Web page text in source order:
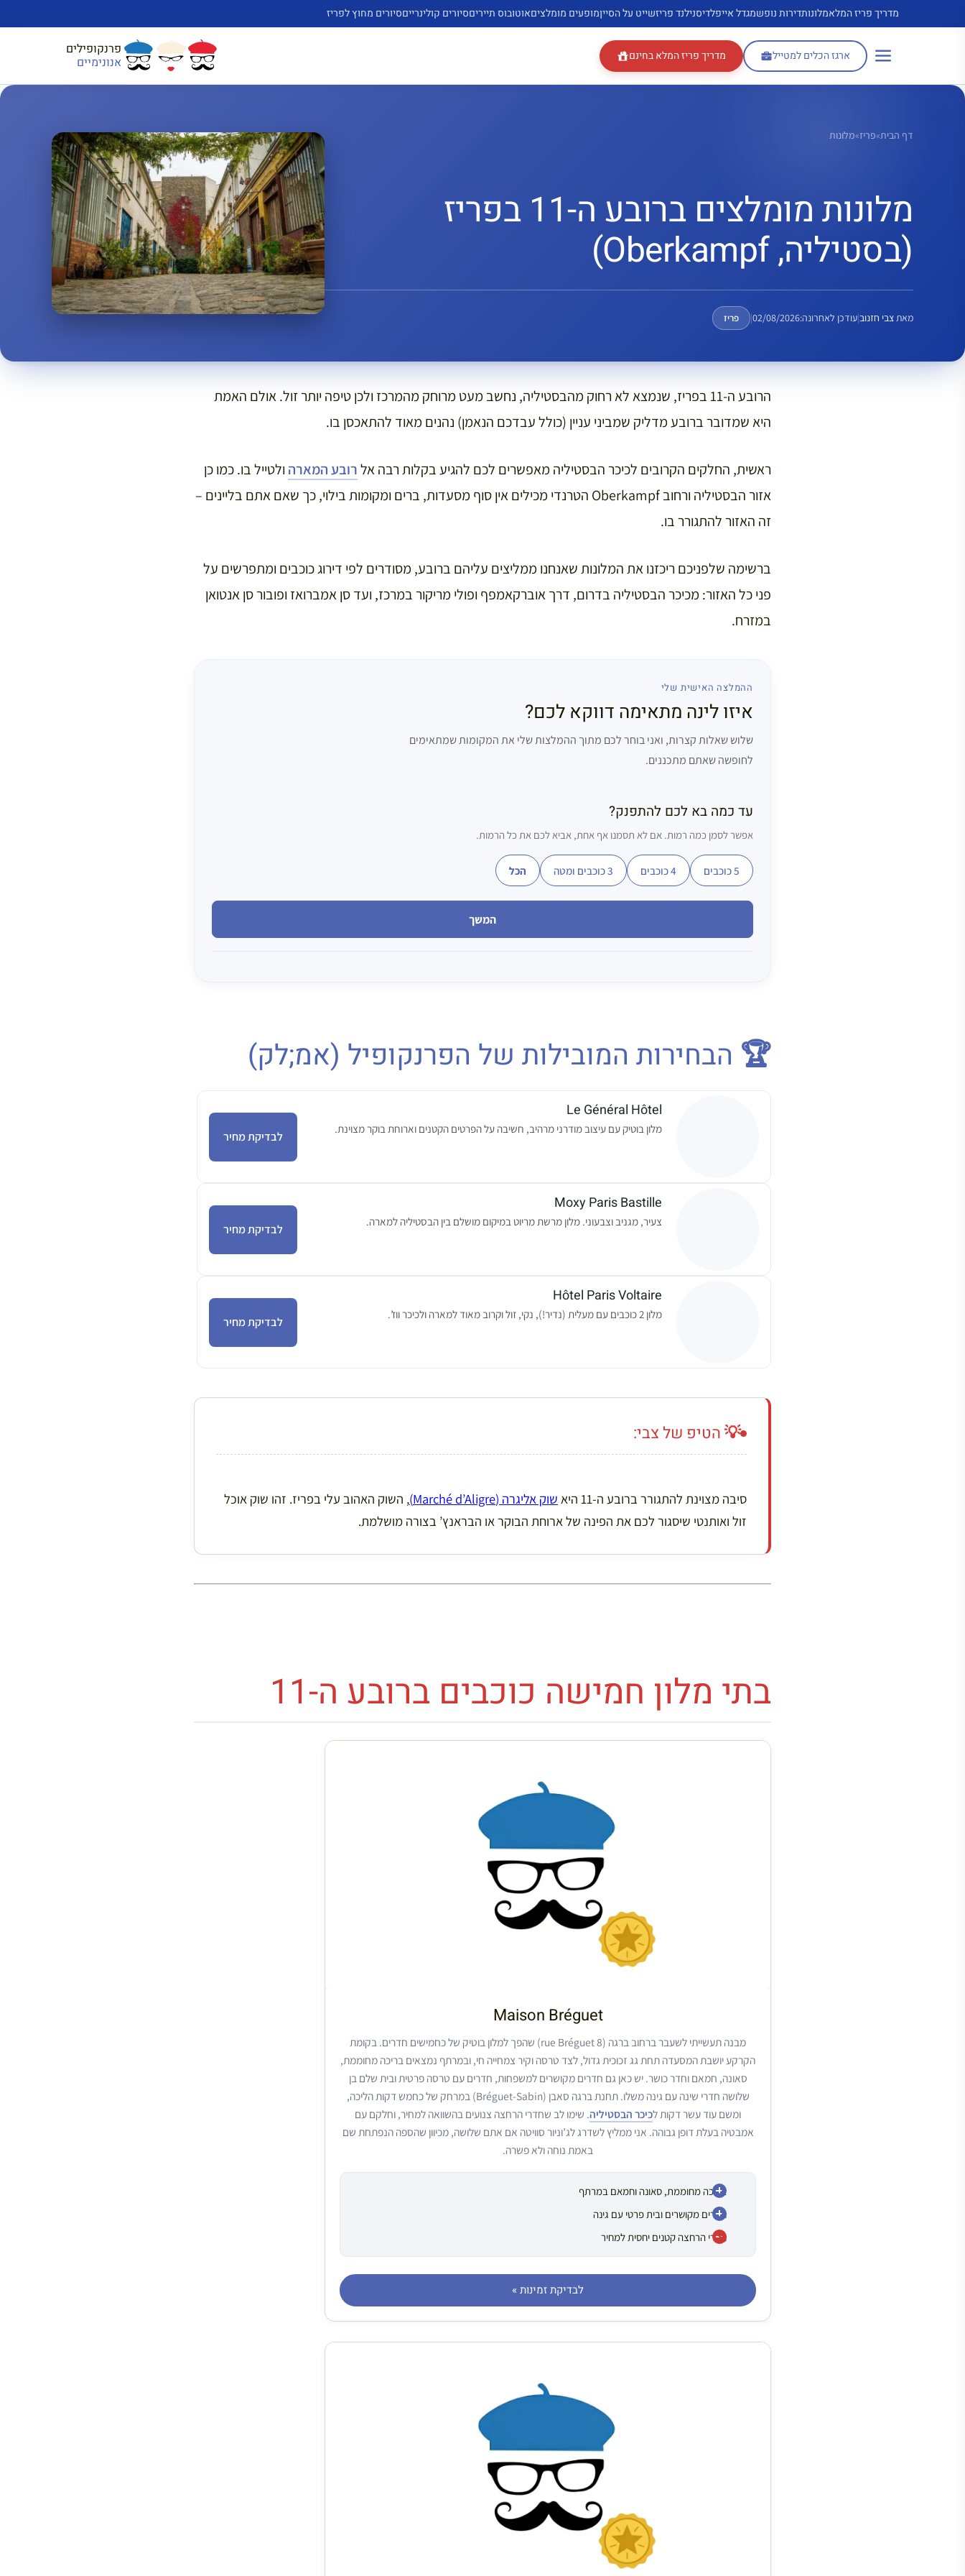
מדריך פריז המלאמלונותדירות נופשמגדל אייפלדיסנילנד פריזשייט על הסייןמופעים מומלציםאוטובוס תייריםסיורים קולינרייםסיורים מחוץ לפריז
ארגז הכלים למטייל מדריך פריז המלא בחינם פרנקופילים
אנונימיים
דף הבית»פריז»מלונות
מלונות מומלצים ברובע ה-11 בפריז
(בסטיליה, Oberkampf)
מאתצבי חזנוב|עודכן לאחרונה:02/08/2026
| פריז
הרובע ה-11 בפריז, שנמצא לא רחוק מהבסטיליה, נחשב מעט מרוחק מהמרכז ולכן טיפה יותר זול. אולם האמת
היא שמדובר ברובע מדליק שמביני עניין (כולל עבדכם הנאמן) נהנים מאוד להתאכסן בו.
ראשית, החלקים הקרובים לכיכר הבסטיליה מאפשרים לכם להגיע בקלות רבה אלרובע המארהולטייל בו. כמו כן
אזור הבסטיליה ורחוב Oberkampf הטרנדי מכילים אין סוף מסעדות, ברים ומקומות בילוי, כך שאם אתם בליינים –
זה האזור להתגורר בו.
ברשימה שלפניכם ריכזנו את המלונות שאנחנו ממליצים עליהם ברובע, מסודרים לפי דירוג כוכבים ומתפרשים על
פני כל האזור: מכיכר הבסטיליה בדרום, דרך אוברקאמפף ופולי מריקור במרכז, ועד סן אמברואז ופובור סן אנטואן
במזרח.
ההמלצה האישית שלי
איזו לינה מתאימה דווקא לכם?
שלוש שאלות קצרות, ואני בוחר לכם מתוך ההמלצות שלי את המקומות שמתאימים
לחופשה שאתם מתכננים.
עד כמה בא לכם להתפנק?
אפשר לסמן כמה רמות. אם לא תסמנו אף אחת, אביא לכם את כל הרמות.
5 כוכבים 4 כוכבים 3 כוכבים ומטה הכל
המשך
🏆 הבחירות המובילות של הפרנקופיל (אמ;לק)
Le Général Hôtel
מלון בוטיק עם עיצוב מודרני מרהיב, חשיבה על הפרטים הקטנים וארוחת בוקר מצוינת.
לבדיקת מחיר
Moxy Paris Bastille
צעיר, מגניב וצבעוני. מלון מרשת מריוט במיקום מושלם בין הבסטיליה למארה.
לבדיקת מחיר
Hôtel Paris Voltaire
מלון 2 כוכבים עם מעלית (נדיר!), נקי, זול וקרוב מאוד למארה ולכיכר ווז’.
לבדיקת מחיר
💡 הטיפ של צבי:
סיבה מצוינת להתגורר ברובע ה-11 היא שוק אליגרה (Marché d’Aligre)
, השוק האהוב עלי בפריז. זהו שוק אוכל
זול ואותנטי שיסגור לכם את הפינה של ארוחת הבוקר או הבראנץ’ בצורה מושלמת.
בתי מלון חמישה כוכבים ברובע ה-11
Maison Bréguet
בריכה מחוממת, סאונה וחמאם במרתף
חדרים מקושרים ובית פרטי עם גינה
חדרי הרחצה קטנים יחסית למחיר
מבנה תעשייתי לשעבר ברחוב ברגה (8 rue Bréguet) שהפך למלון בוטיק של כחמישים חדרים. בקומת
הקרקע יושבת המסעדה תחת גג זכוכית גדול, לצד טרסה וקיר צמחייה חי, ובמרתף נמצאים בריכה מחוממת,
סאונה, חמאם וחדר כושר. יש כאן גם חדרים מקושרים למשפחות, חדרים עם טרסה פרטית ובית שלם בן
שלושה חדרי שינה עם גינה משלו. תחנת ברגה סאבן (Bréguet-Sabin) במרחק של כחמש דקות הליכה,
ומשם עוד עשר דקות לכיכר הבסטיליה. שימו לב שחדרי הרחצה צנועים בהשוואה למחיר, וחלקם עם
אמבטיה בעלת דופן גבוהה. אני ממליץ לשדרג לג’וניור סוויטה אם אתם שלושה, מכיוון שהספה הנפתחת שם
באמת נוחה ולא פשרה.
לבדיקת זמינות »